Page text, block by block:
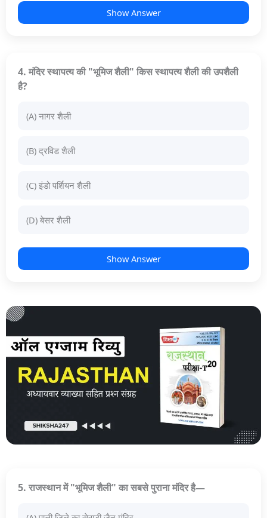
Show Answer
4. मंदिर स्थापत्य की "भूमिज शैली" किस स्थापत्य शैली की उपशैली
है?
(A) नागर शैली
(B) द्रविड शैली
(C) इंडो पर्शियन शैली
(D) बेसर शैली
Show Answer
5. राजस्थान में "भूमिज शैली" का सबसे पुराना मंदिर है—